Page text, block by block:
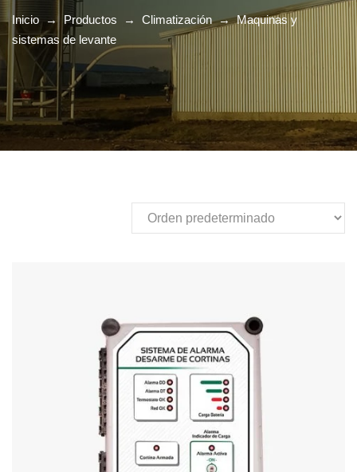
Inicio → Productos → Climatización→Maquinas y
sistemas de levante